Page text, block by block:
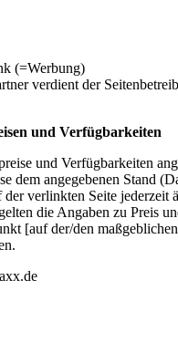
(=Werbung)
verdient der
und Verfügbarkeiten
und Verfügbarkeiten
dem angegebenen Stand
der verlinkten Seite jederzeit
die Angaben zu Preis
[auf der/den